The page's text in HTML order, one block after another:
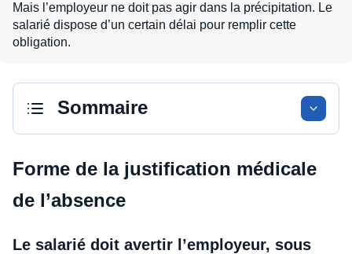
Mais l’employeur ne doit pas agir dans la précipitation. Le
salarié dispose d’un certain délai pour remplir cette
obligation.
Sommaire
Forme de la justification médicale
de l’absence
Le salarié doit avertir l’employeur, sous